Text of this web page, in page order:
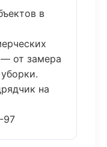
в
— от замера
на
97